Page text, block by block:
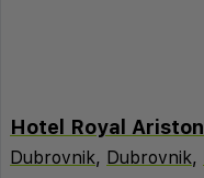
Hotel Royal Ariston
Dubrovnik, Dubrovnik,